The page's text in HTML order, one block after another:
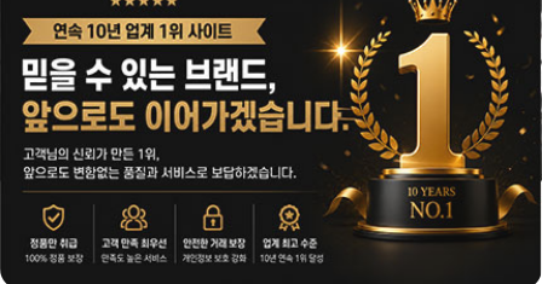
인
이
필
요
니
Q&A
파
워
제
입금확인이 안되는 상황을 대비해 꼭 입금후 고객센터 연락바랍니다.
[2026구정 연휴]설 연휴 배송 및 휴무 안내